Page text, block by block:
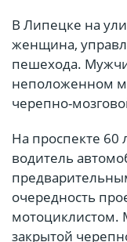
В Липецке на
женщина,
пешехода.
неположенном
черепно-
На проспекте 60
водитель
очередность
мотоциклистом.
закрытой